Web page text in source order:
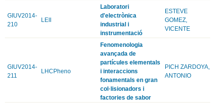
GIUV2014-
210
LEII
Laboratori
d'electrònica
industrial i
instrumentació
ESTEVE
GOMEZ,
VICENTE
GIUV2014-
211
LHCPheno
Fenomenologia
avançada de
partícules elementals
i interaccions
fonamentals en gran
col·lisionadors i
factories de sabor
PICH ZARDOYA,
ANTONIO